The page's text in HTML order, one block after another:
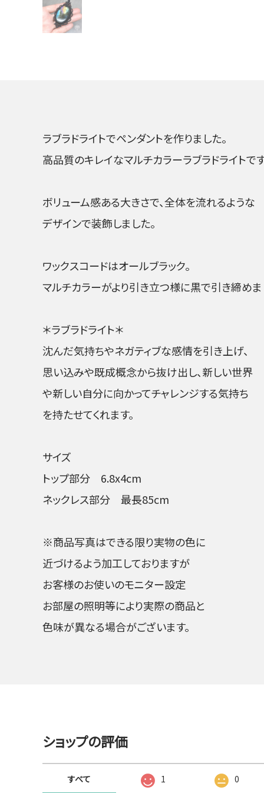
ラブラドライトでペンダントを作りました。
高品質のキレイなマルチカラーラブラドライトで
ボリューム感ある大きさで、全体を流れるような
デザインで装飾しました。
ワックスコードはオールブラック。
マルチカラーがより引き立つ様に黒で引き締めま
＊ラブラドライト＊
沈んだ気持ちやネガティブな感情を引き上げ、
思い込みや既成概念から抜け出し、新しい世界
や新しい自分に向かってチャレンジする気持ち
を持たせてくれます。
サイズ
トップ部分 6.8x4cm
ネックレス部分 最長85cm
※商品写真はできる限り実物の色に
近づけるよう加工しておりますが
お客様のお使いのモニター設定
お部屋の照明等により実際の商品と
色味が異なる場合がございます。
ショップの評価
すべて 1 0